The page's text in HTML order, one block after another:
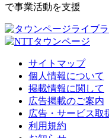
で事業活動を支援
サイトマップ
個人情報について
掲載情報に関して
広告掲載のご案内
広告・サービス取
利用規約